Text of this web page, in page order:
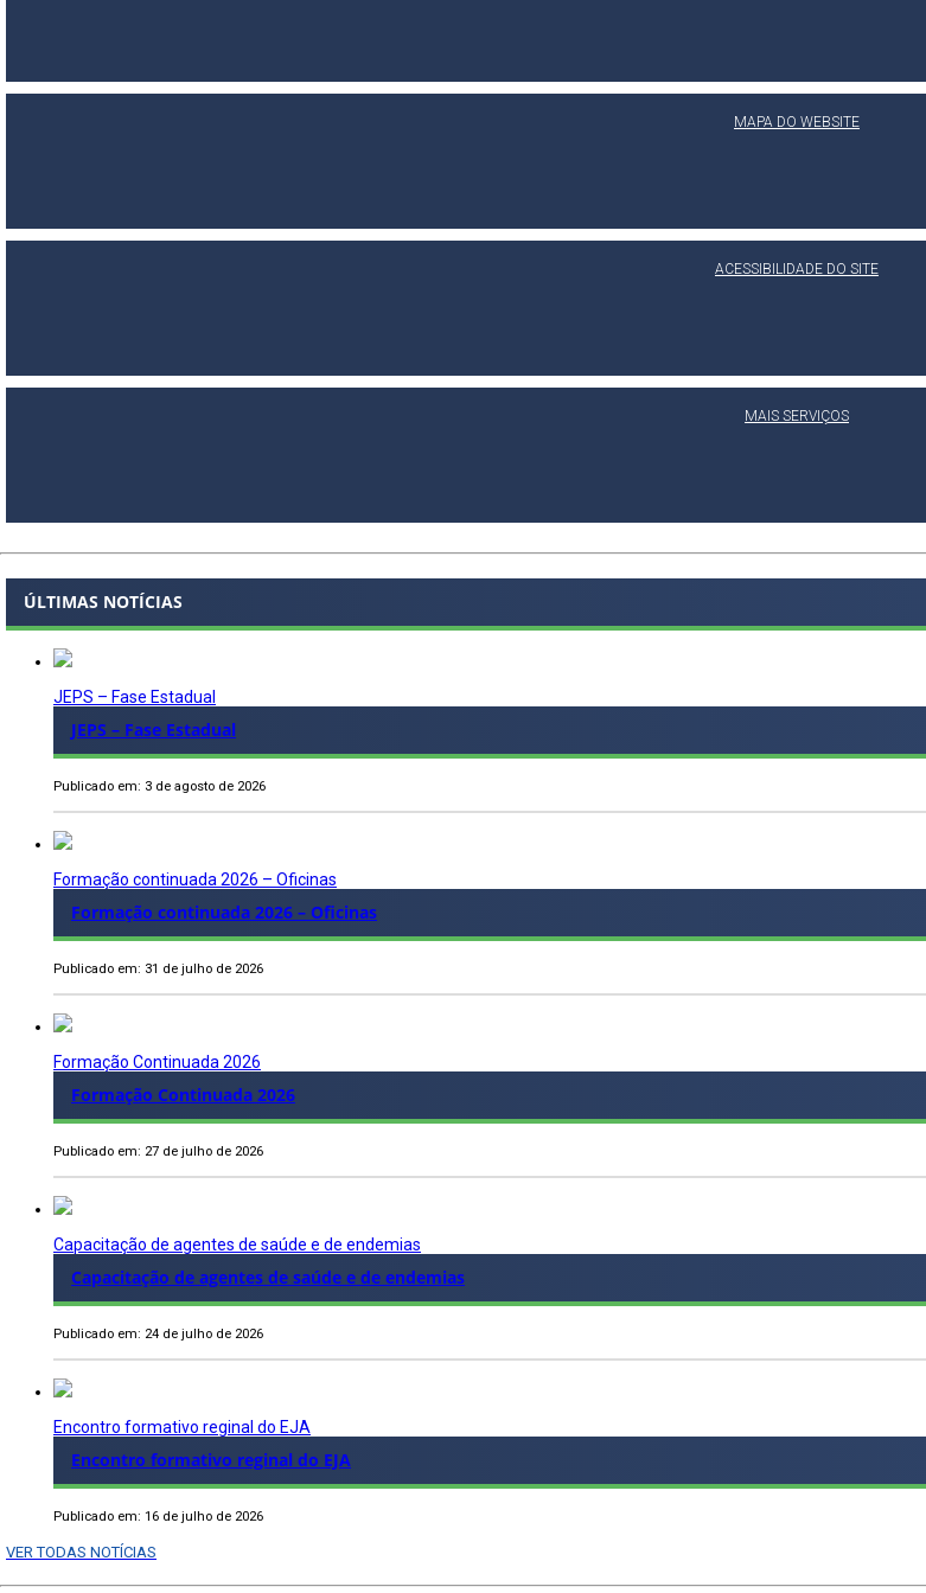
MAPA DO WEBSITE
ACESSIBILIDADE DO SITE
MAIS SERVIÇOS
ÚLTIMAS NOTÍCIAS
JEPS – Fase Estadual
JEPS – Fase Estadual
Publicado em: 3 de agosto de 2026
Formação continuada 2026 – Oficinas
Formação continuada 2026 – Oficinas
Publicado em: 31 de julho de 2026
Formação Continuada 2026
Formação Continuada 2026
Publicado em: 27 de julho de 2026
Capacitação de agentes de saúde e de endemias
Capacitação de agentes de saúde e de endemias
Publicado em: 24 de julho de 2026
Encontro formativo reginal do EJA
Encontro formativo reginal do EJA
Publicado em: 16 de julho de 2026
VER TODAS NOTÍCIAS